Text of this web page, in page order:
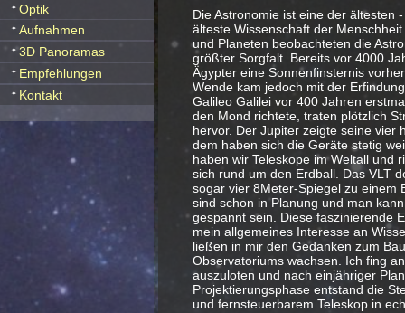
Optik
Aufnahmen
3D Panoramas
Empfehlungen
Kontakt
Die Astronomie ist eine der ältesten
älteste Wissenschaft der
und Planeten beobachteten die
größter Sorgfalt. Bereits vor 4000
Ägypter eine Sonnenfinsternis
Wende kam jedoch mit der
Galileo Galilei vor 400 Jahren
den Mond richtete, traten plötzlich
hervor. Der Jupiter zeigte seine vier
dem haben sich die Geräte stetig
haben wir Teleskope im Weltall und
sich rund um den Erdball. Das VLT
sogar vier 8Meter-Spiegel zu einem
sind schon in Planung und man
gespannt sein. Diese faszinierende
mein allgemeines Interesse an
ließen in mir den Gedanken zum
Observatoriums wachsen. Ich fing
auszuloten und nach einjähriger
Projektierungsphase entstand die
und fernsteuerbarem Teleskop in